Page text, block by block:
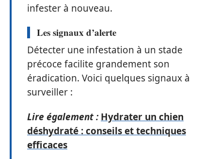
infester à nouveau.
Les signaux d’alerte
Détecter une infestation à un stade
précoce facilite grandement son
éradication. Voici quelques signaux à
surveiller :
Lire également : Hydrater un chien
déshydraté : conseils et techniques
efficaces